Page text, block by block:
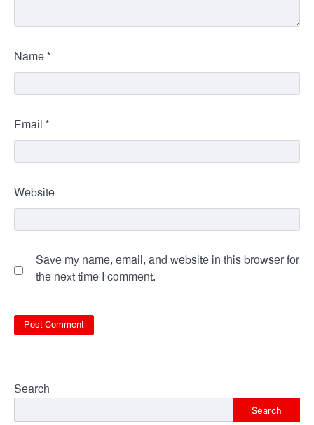
Name *
Email *
Website
Save my name, email, and website in this browser for
the next time I comment.
Search
Search